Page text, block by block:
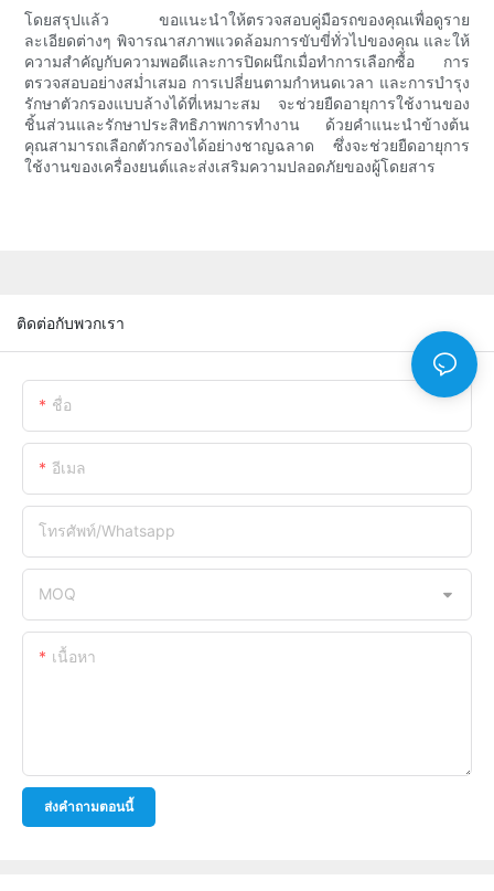
โดยสรุปแล้ว ขอแนะนำให้ตรวจสอบคู่มือรถของคุณเพื่อดูราย
ละเอียดต่างๆ พิจารณาสภาพแวดล้อมการขับขี่ทั่วไปของคุณ และให้
ความสำคัญกับความพอดีและการปิดผนึกเมื่อทำการเลือกซื้อ การ
ตรวจสอบอย่างสม่ำเสมอ การเปลี่ยนตามกำหนดเวลา และการบำรุง
รักษาตัวกรองแบบล้างได้ที่เหมาะสม จะช่วยยืดอายุการใช้งานของ
ชิ้นส่วนและรักษาประสิทธิภาพการทำงาน ด้วยคำแนะนำข้างต้น
คุณสามารถเลือกตัวกรองได้อย่างชาญฉลาด ซึ่งจะช่วยยืดอายุการ
ใช้งานของเครื่องยนต์และส่งเสริมความปลอดภัยของผู้โดยสาร
ติดต่อกับพวกเรา
ชื่อ
อีเมล
โทรศัพท์/whatsapp
MOQ
เนื้อหา
ส่งคำถามตอนนี้